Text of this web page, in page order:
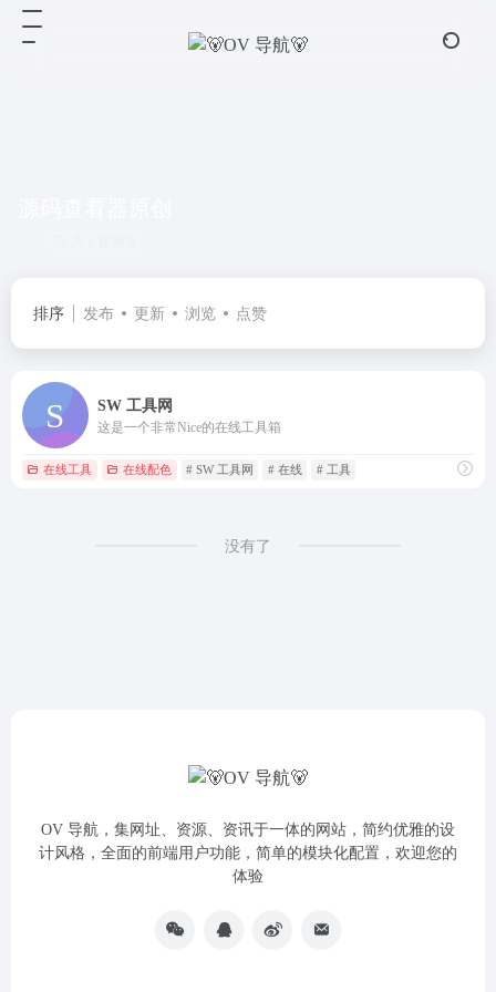
排序 发布 更新 浏览 点赞
SW 工具网
这是一个非常Nice的在线工具箱
在线工具 在线配色 # SW 工具网 # 在线 # 工具
没有了
OV 导航，集网址、资源、资讯于一体的网站，简约优雅的设
计风格，全面的前端用户功能，简单的模块化配置，欢迎您的
体验